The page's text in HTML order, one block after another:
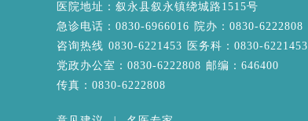
医院地址：叙永县叙永镇绕城路1515号
急诊电话：0830-6966016 院办：0830-6222808
咨询热线 0830-6221453 医务科：0830-6221453
党政办公室：0830-6222808 邮编：646400
传真：0830-6222808